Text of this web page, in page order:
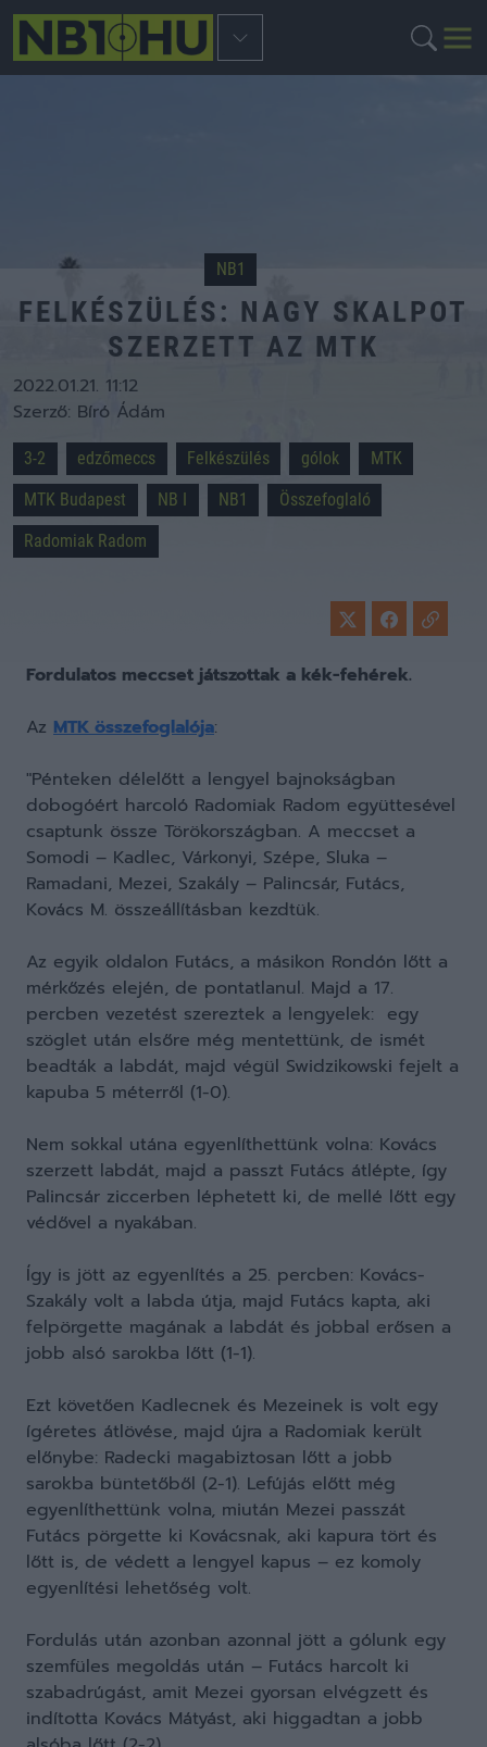
NB1
FELKÉSZÜLÉS: NAGY SKALPOT
SZERZETT AZ MTK
2022.01.21. 11:12
Szerző: Bíró Ádám
3-2 edzőmeccs Felkészülés gólok
MTK
MTK Budapest
NB I NB1
Összefoglaló
Radomiak Radom
Fordulatos meccset játszottak a kék-fehérek.
Az MTK összefoglalója:
"Pénteken délelőtt a lengyel bajnokságban
dobogóért harcoló Radomiak Radom együttesével
csaptunk össze Törökországban. A meccset a
Somodi – Kadlec, Várkonyi, Szépe, Sluka –
Ramadani, Mezei, Szakály – Palincsár, Futács,
Kovács M. összeállításban kezdtük.
Az egyik oldalon Futács, a másikon Rondón lőtt a
mérkőzés elején, de pontatlanul. Majd a 17.
percben vezetést szereztek a lengyelek: egy
szöglet után elsőre még mentettünk, de ismét
beadták a labdát, majd végül Swidzikowski fejelt a
kapuba 5 méterről (1-0).
Nem sokkal utána egyenlíthettünk volna: Kovács
szerzett labdát, majd a passzt Futács átlépte, így
Palincsár ziccerben léphetett ki, de mellé lőtt egy
védővel a nyakában.
Így is jött az egyenlítés a 25. percben: Kovács-
Szakály volt a labda útja, majd Futács kapta, aki
felpörgette magának a labdát és jobbal erősen a
jobb alsó sarokba lőtt (1-1).
Ezt követően Kadlecnek és Mezeinek is volt egy
ígéretes átlövése, majd újra a Radomiak került
előnybe: Radecki magabiztosan lőtt a jobb
sarokba büntetőből (2-1). Lefújás előtt még
egyenlíthettünk volna, miután Mezei passzát
Futács pörgette ki Kovácsnak, aki kapura tört és
lőtt is, de védett a lengyel kapus – ez komoly
egyenlítési lehetőség volt.
Fordulás után azonban azonnal jött a gólunk egy
szemfüles megoldás után – Futács harcolt ki
szabadrúgást, amit Mezei gyorsan elvégzett és
indította Kovács Mátyást, aki higgadtan a jobb